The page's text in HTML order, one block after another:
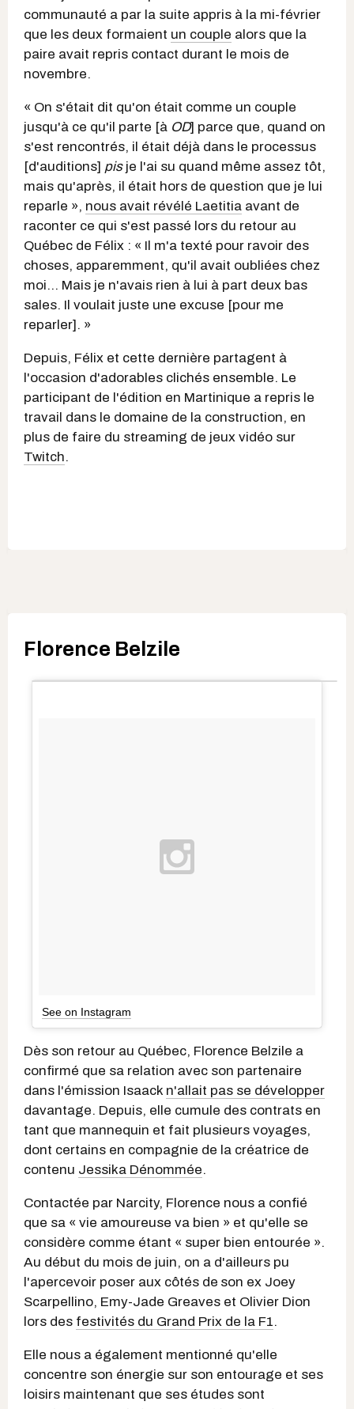
communauté a par la suite appris à la mi-février
que les deux formaient un couple alors que la
paire avait repris contact durant le mois de
novembre.
« On s'était dit qu'on était comme un couple
jusqu'à ce qu'il parte [à OD] parce que, quand on
s'est rencontrés, il était déjà dans le processus
[d'auditions] pisje l'ai su quand même assez tôt,
mais qu'après, il était hors de question que je lui
reparle », nous avait révélé Laetitia avant de
raconter ce qui s'est passé lors du retour au
Québec de Félix : « Il m'a texté pour ravoir des
choses, apparemment, qu'il avait oubliées chez
moi... Mais je n'avais rien à lui à part deux bas
sales. Il voulait juste une excuse [pour me
reparler]. »
Depuis, Félix et cette dernière partagent à
l'occasion d'adorables clichés ensemble. Le
participant de l'édition en Martinique a repris le
travail dans le domaine de la construction, en
plus de faire du streaming de jeux vidéo sur
Twitch.
Florence Belzile
See on Instagram
Dès son retour au Québec, Florence Belzile a
confirmé que sa relation avec son partenaire
dans l'émission Isaack n'allait pas se développer
davantage. Depuis, elle cumule des contrats en
tant que mannequin et fait plusieurs voyages,
dont certains en compagnie de la créatrice de
contenu Jessika Dénommée.
Contactée par Narcity, Florence nous a confié
que sa « vie amoureuse va bien » et qu'elle se
considère comme étant « super bien entourée ».
Au début du mois de juin, on a d'ailleurs pu
l'apercevoir poser aux côtés de son ex Joey
Scarpellino, Emy-Jade Greaves et Olivier Dion
lors des festivités du Grand Prix de la F1.
Elle nous a également mentionné qu'elle
concentre son énergie sur son entourage et ses
loisirs maintenant que ses études sont